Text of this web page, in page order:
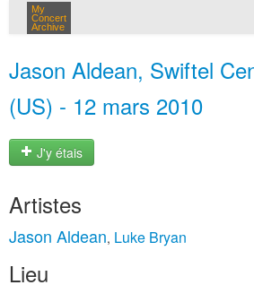
My
Concert
Archive
Jason Aldean, Swiftel
(US) - 12 mars 2010
J'y étais
Artistes
Jason Aldean, Luke Bryan
Lieu